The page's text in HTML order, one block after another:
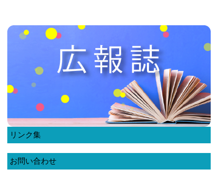
リンク集
お問い合わせ